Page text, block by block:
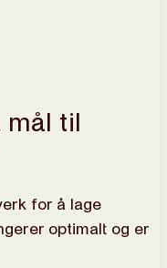
mål til
for å lage
optimalt og er